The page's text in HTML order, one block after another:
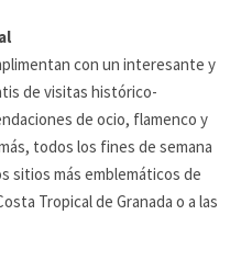
con un interesante y
de visitas histórico-
de ocio, flamenco y
todos los fines de semana
sitios más emblemáticos de
Tropical de Granada o a las